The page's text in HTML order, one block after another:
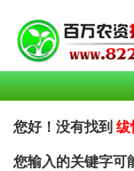
您好！没有找到 绂
您输入的关键字可